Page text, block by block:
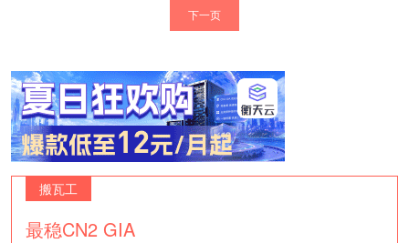
下一页
搬瓦工
最稳CN2 GIA